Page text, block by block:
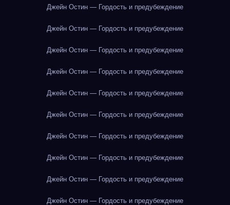
Джейн Остин — Гордость и предубеждение
Джейн Остин — Гордость и предубеждение
Джейн Остин — Гордость и предубеждение
Джейн Остин — Гордость и предубеждение
Джейн Остин — Гордость и предубеждение
Джейн Остин — Гордость и предубеждение
Джейн Остин — Гордость и предубеждение
Джейн Остин — Гордость и предубеждение
Джейн Остин — Гордость и предубеждение
Джейн Остин — Гордость и предубеждение